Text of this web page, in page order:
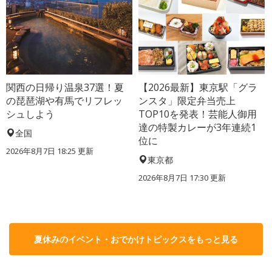
関西の日帰り温泉37選！夏
の琵琶湖や有馬でリフレッ
シュしよう
全国
2026年8月7日 18:25 更新
【2026最新】東京駅「グラ
ンスタ」限定弁当売上
TOP10を発表！芸能人御用
達の特製カレーが3年連続1
位に
東京都
2026年8月7日 17:30更新
夏休みのイベント・おでかけトピックスをもっと見る